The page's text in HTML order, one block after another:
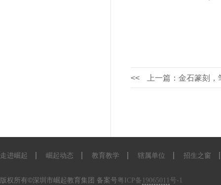
<< 上一篇：金石篆刻，笔
走进崛起 崛起动态 教育教学 辖属单位 招生之窗
版权所有©深圳市崛起教育集团 备案号粤ICP备 19065011 号-1